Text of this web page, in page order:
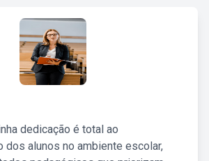
dedicação é total ao
dos alunos no ambiente escolar,